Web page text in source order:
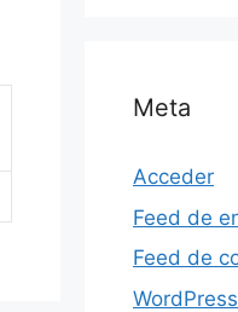
Meta
Acceder
Feed de
Feed de